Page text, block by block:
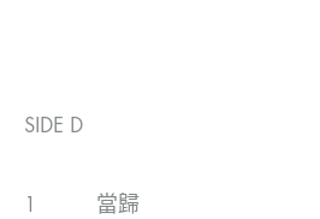
SIDE D
1 當歸